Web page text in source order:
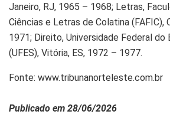
Janeiro, RJ, 1965 – 1968; Letras,
Ciências e Letras de Colatina (FAFIC),
1971; Direito, Universidade Federal do
(UFES), Vitória, ES, 1972 – 1977.
Fonte: www.tribunanorteleste.com.br
Publicado em 28/06/2026